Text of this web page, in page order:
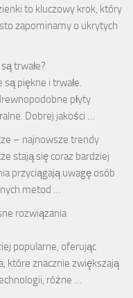
to kluczowy krok, który
zapominamy o ukrytych
trwałe?
są piękne i trwałe.
płyty
Dobrej jakości …
– najnowsze trendy
stają się coraz bardziej
przyciągają uwagę osób
metod …
rozwiązania
popularne, oferując
które znacznie zwiększają
różne …